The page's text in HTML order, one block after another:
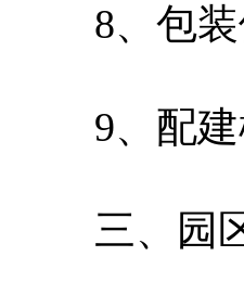
8、包装
9、配建
三、园区